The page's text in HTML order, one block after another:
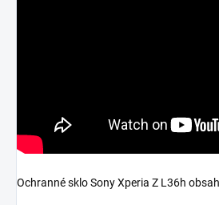
Ochranné sklo Sony Xperia Z L36h